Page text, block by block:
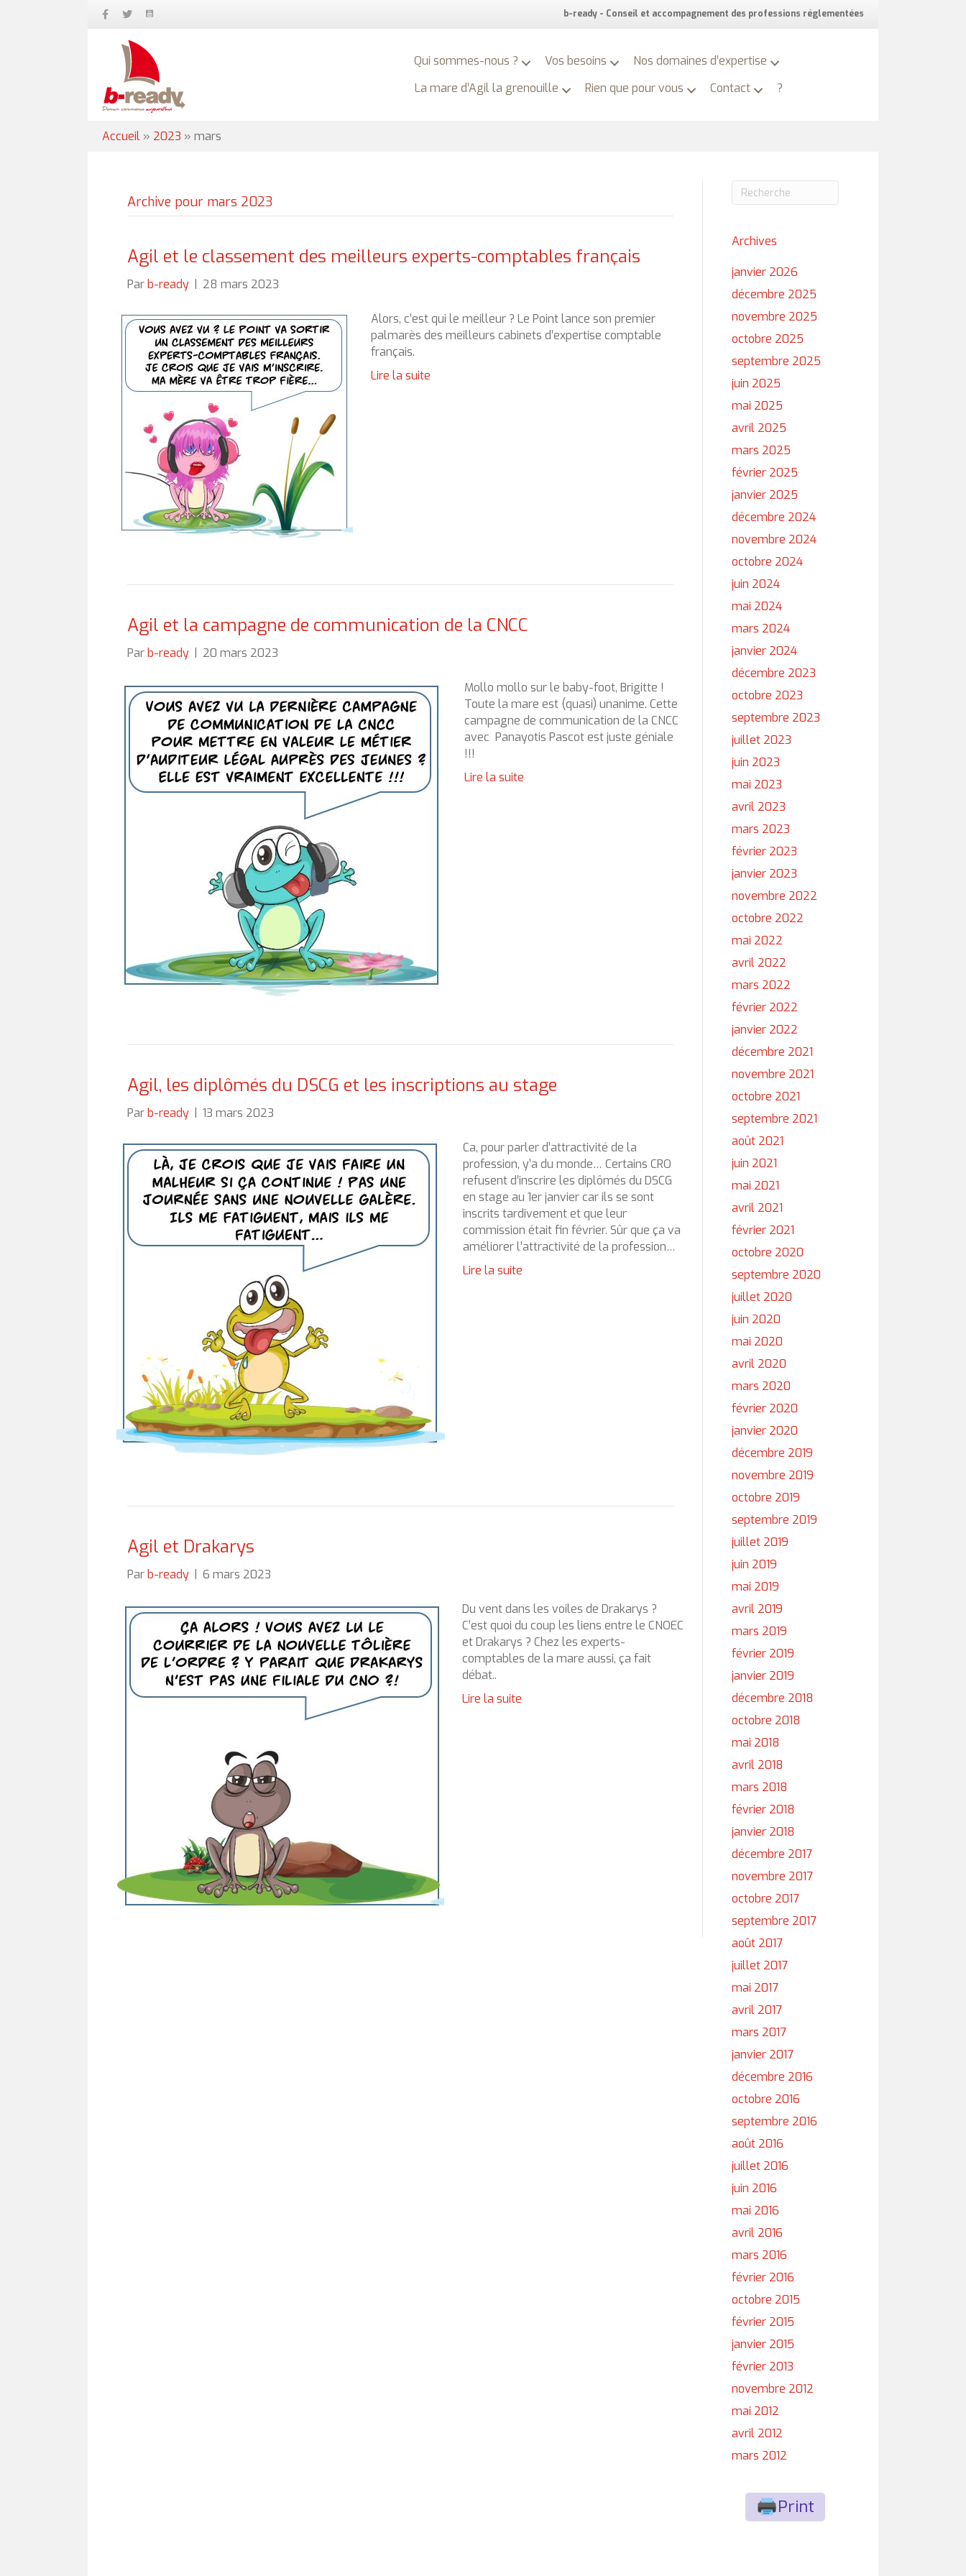
b-ready - Conseil et accompagnement des professions réglementées
Qui sommes-nous ? Vos besoins
Nos domaines d’expertise
La mare d’Agil la grenouille
Rien que pour vous Contact ?
Accueil » 2023 » mars
Archive pour mars 2023
Agil et le classement des meilleurs experts-comptables français
Par b-ready 28 mars 2023
Alors, c’est qui le meilleur ? Le Point lance son premier
palmarès des meilleurs cabinets d’expertise comptable
français.
Lire la suite
Agil et la campagne de communication de la CNCC
Par b-ready 20 mars 2023
Mollo mollo sur le baby-foot, Brigitte !
Toute la mare est (quasi) unanime. Cette
campagne de communication de la CNCC
avec Panayotis Pascot est juste géniale
!!!
Lire la suite
Agil, les diplômés du DSCG et les inscriptions au stage
Par b-ready 13 mars 2023
Ca, pour parler d’attractivité de la
profession, y’a du monde… Certains CRO
refusent d’inscrire les diplômés du DSCG
en stage au 1er janvier car ils se sont
inscrits tardivement et que leur
commission était fin février. Sûr que ça va
améliorer l’attractivité de la profession…
Lire la suite
Agil et Drakarys
Par b-ready 6 mars 2023
Du vent dans les voiles de Drakarys ?
C’est quoi du coup les liens entre le CNOEC
et Drakarys ? Chez les experts-
comptables de la mare aussi, ça fait
débat..
Lire la suite
Archives
janvier 2026
décembre 2025
novembre 2025
octobre 2025
septembre 2025
juin 2025
mai 2025
avril 2025
mars 2025
février 2025
janvier 2025
décembre 2024
novembre 2024
octobre 2024
juin 2024
mai 2024
mars 2024
janvier 2024
décembre 2023
octobre 2023
septembre 2023
juillet 2023
juin 2023
mai 2023
avril 2023
mars 2023
février 2023
janvier 2023
novembre 2022
octobre 2022
mai 2022
avril 2022
mars 2022
février 2022
janvier 2022
décembre 2021
novembre 2021
octobre 2021
septembre 2021
août 2021
juin 2021
mai 2021
avril 2021
février 2021
octobre 2020
septembre 2020
juillet 2020
juin 2020
mai 2020
avril 2020
mars 2020
février 2020
janvier 2020
décembre 2019
novembre 2019
octobre 2019
septembre 2019
juillet 2019
juin 2019
mai 2019
avril 2019
mars 2019
février 2019
janvier 2019
décembre 2018
octobre 2018
mai 2018
avril 2018
mars 2018
février 2018
janvier 2018
décembre 2017
novembre 2017
octobre 2017
septembre 2017
août 2017
juillet 2017
mai 2017
avril 2017
mars 2017
janvier 2017
décembre 2016
octobre 2016
septembre 2016
août 2016
juillet 2016
juin 2016
mai 2016
avril 2016
mars 2016
février 2016
octobre 2015
février 2015
janvier 2015
février 2013
novembre 2012
mai 2012
avril 2012
mars 2012
Print